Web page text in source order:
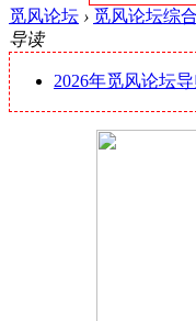
觅风论坛 › 觅风论坛综
导读
2026年觅风论坛